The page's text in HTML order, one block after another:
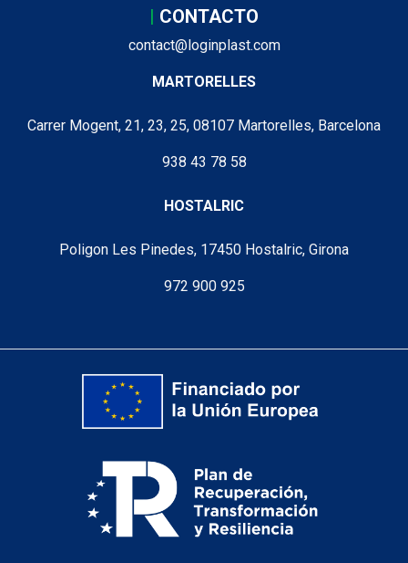
| CONTACTO
contact@loginplast.com
MARTORELLES
Carrer Mogent, 21, 23, 25, 08107 Martorelles, Barcelona
938 43 78 58
HOSTALRIC
Poligon Les Pinedes, 17450 Hostalric, Girona
972 900 925